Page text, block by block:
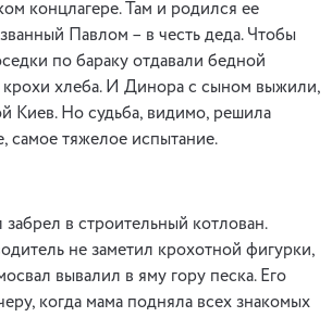
концлагере. Там и родился ее
Павлом – в честь деда. Чтобы
по бараку отдавали бедной
крохи хлеба. И Динора с сыном выжили,
Киев. Но судьба, видимо, решила
самое тяжелое испытание.
в строительный котлован.
не заметил крохотной фигурки,
вывалил в яму гору песка. Его
когда мама подняла всех знакомых